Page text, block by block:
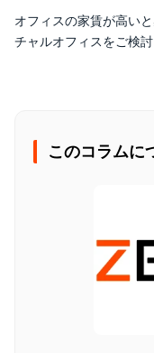
オフィスの家賃が高い
チャルオフィスをご検討
このコラムに